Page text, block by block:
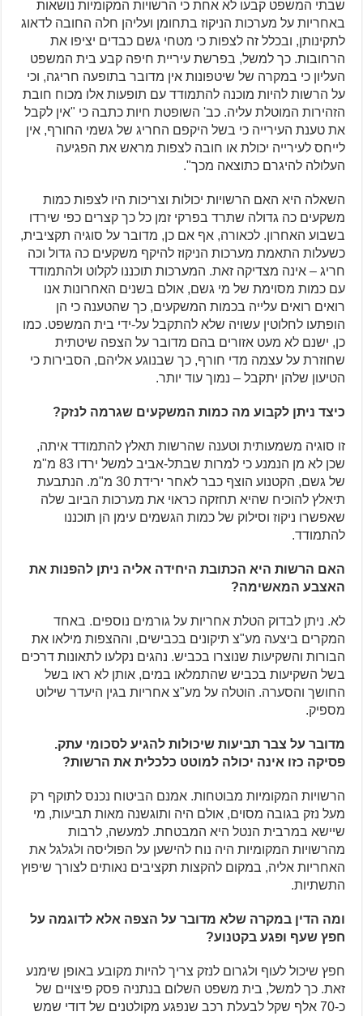
שבתי המשפט קבעו לא אחת כי הרשויות המקומיות נושאות
באחריות על מערכות הניקוז בתחומן ועליהן חלה החובה לדאוג
לתקינותן, ובכלל זה לצפות כי מטחי גשם כבדים יציפו את
הרחובות. כך למשל, בפרשת עיריית חיפה קבע בית המשפט
העליון כי במקרה של שיטפונות אין מדובר בתופעה חריגה, וכי
על הרשות להיות מוכנה להתמודד עם תופעות אלו מכוח חובת
הזהירות המוטלת עליה. כב' השופטת חיות כתבה כי "אין לקבל
את טענת העירייה כי בשל היקפם החריג של גשמי החורף, אין
לייחס לעירייה יכולת או חובה לצפות מראש את הפגיעה
העלולה להיגרם כתוצאה מכך".
השאלה היא האם הרשויות יכולות וצריכות היו לצפות כמות
משקעים כה גדולה שתרד בפרקי זמן כל כך קצרים כפי שירדו
בשבוע האחרון. לכאורה, אף אם כן, מדובר על סוגיה תקציבית,
כשעלות התאמת מערכות הניקוז להיקף משקעים כה גדול וכה
חריג – אינה מצדיקה זאת. המערכות תוכננו לקלוט ולהתמודד
עם כמות מסוימת של מי גשם, אולם בשנים האחרונות אנו
רואים רואים עלייה בכמות המשקעים, כך שהטענה כי הן
הופתעו לחלוטין עשויה שלא להתקבל על-ידי בית המשפט. כמו
כן, ישנם לא מעט אזורים בהם מדובר על הצפה שיטתית
שחוזרת על עצמה מדי חורף, כך שבנוגע אליהם, הסבירות כי
הטיעון שלהן יתקבל – נמוך עוד יותר.
כיצד ניתן לקבוע מה כמות המשקעים שגרמה לנזק?
זו סוגיה משמעותית וטענה שהרשות תאלץ להתמודד איתה,
שכן לא מן הנמנע כי למרות שבתל-אביב למשל ירדו 83 מ"מ
של גשם, הקטנוע הוצף כבר לאחר ירידת 30 מ"מ. הנתבעת
תיאלץ להוכיח שהיא תחזקה כראוי את מערכות הביוב שלה
שאפשרו ניקוז וסילוק של כמות הגשמים עימן הן תוכננו
להתמודד.
האם הרשות היא הכתובת היחידה אליה ניתן להפנות את
האצבע המאשימה?
לא. ניתן לבדוק הטלת אחריות על גורמים נוספים. באחד
המקרים ביצעה מע"צ תיקונים בכבישים, וההצפות מילאו את
הבורות והשקיעות שנוצרו בכביש. נהגים נקלעו לתאונות דרכים
בשל השקיעות בכביש שהתמלאו במים, אותן לא ראו בשל
החושך והסערה. הוטלה על מע"צ אחריות בגין היעדר שילוט
מספיק.
מדובר על צבר תביעות שיכולות להגיע לסכומי עתק.
פסיקה כזו אינה יכולה למוטט כלכלית את הרשות?
הרשויות המקומיות מבוטחות. אמנם הביטוח נכנס לתוקף רק
מעל נזק בגובה מסוים, אולם היה ותוגשנה מאות תביעות, מי
שיישא במרבית הנטל היא המבטחת. למעשה, לרבות
מהרשויות המקומיות היה נוח להישען על הפוליסה ולגלגל את
האחריות אליה, במקום להקצות תקציבים נאותים לצורך שיפוץ
התשתיות.
ומה הדין במקרה שלא מדובר על הצפה אלא לדוגמה על
חפץ שעף ופגע בקטנוע?
חפץ שיכול לעוף ולגרום לנזק צריך להיות מקובע באופן שימנע
זאת. כך למשל, בית משפט השלום בנתניה פסק פיצויים של
כ-70 אלף שקל לבעלת רכב שנפגע מקולטנים של דודי שמש